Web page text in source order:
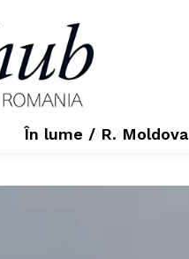
În lume / R. Moldova